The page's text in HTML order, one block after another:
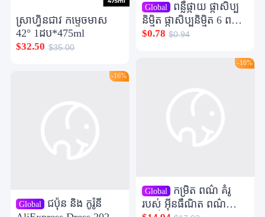
ស្រាហ្វិនជាវ កម្ទេចមាស
42° 1ដប*475ml
$32.50 $35.00
Global
ជប៉ុន និង កូរ៉ូនី
-16%
Global ពន្លឺផ្កាយ ផ្កាសិប្ប
និម្មិត ផ្កាសិប្បនិម្មិត 6 ពណ៌
ការជ្រើសរើសពេញដោយ
$0.78 $0.94
Global កម្រិត ពណ៌ គំរូ
របស់ អ៊ីនធឺណិត ពណ៌
-16%